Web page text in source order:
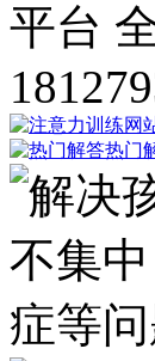
平台
网
热门